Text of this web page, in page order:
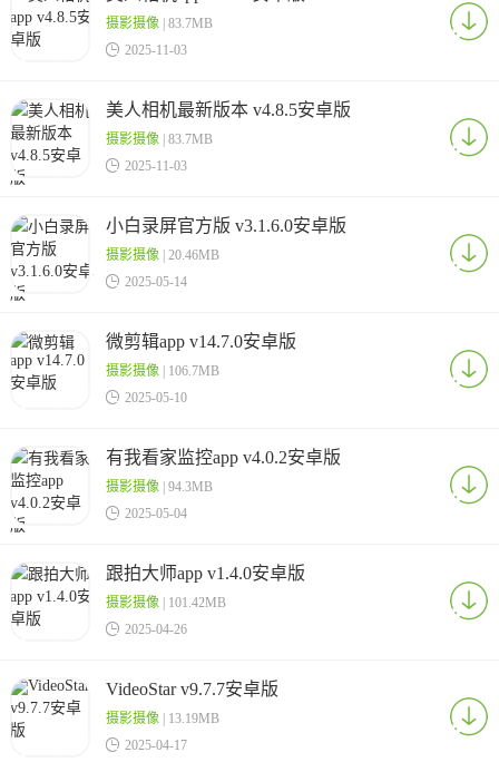
摄影摄像| 83.7MB
 2025-11-03
美人相机最新版本 v4.8.5安卓版
摄影摄像| 83.7MB
 2025-11-03
小白录屏官方版 v3.1.6.0安卓版
摄影摄像| 20.46MB
 2025-05-14
微剪辑app v14.7.0安卓版
摄影摄像| 106.7MB
 2025-05-10
有我看家监控app v4.0.2安卓版
摄影摄像| 94.3MB
 2025-05-04
跟拍大师app v1.4.0安卓版
摄影摄像| 101.42MB
 2025-04-26
VideoStar v9.7.7安卓版
摄影摄像| 13.19MB
 2025-04-17